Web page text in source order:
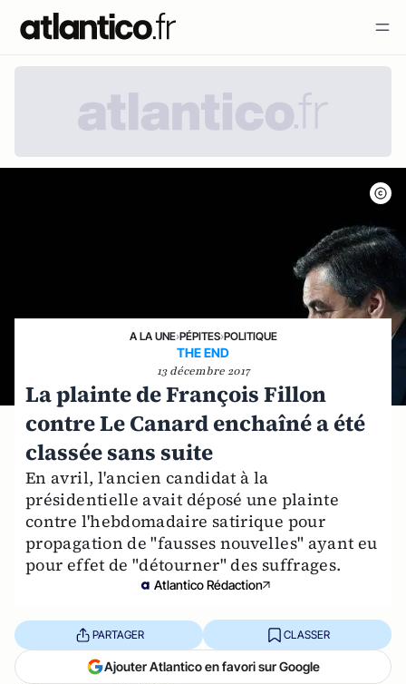
A LA UNE›PÉPITES›POLITIQUE
THE END
13 décembre 2017
La plainte de François Fillon
contre Le Canard enchaîné a été
classée sans suite
En avril, l'ancien candidat à la
présidentielle avait déposé une plainte
contre l'hebdomadaire satirique pour
propagation de "fausses nouvelles" ayant eu
pour effet de "détourner" des suffrages.
Atlantico Rédaction
PARTAGER CLASSER
Ajouter Atlantico en favori sur Google